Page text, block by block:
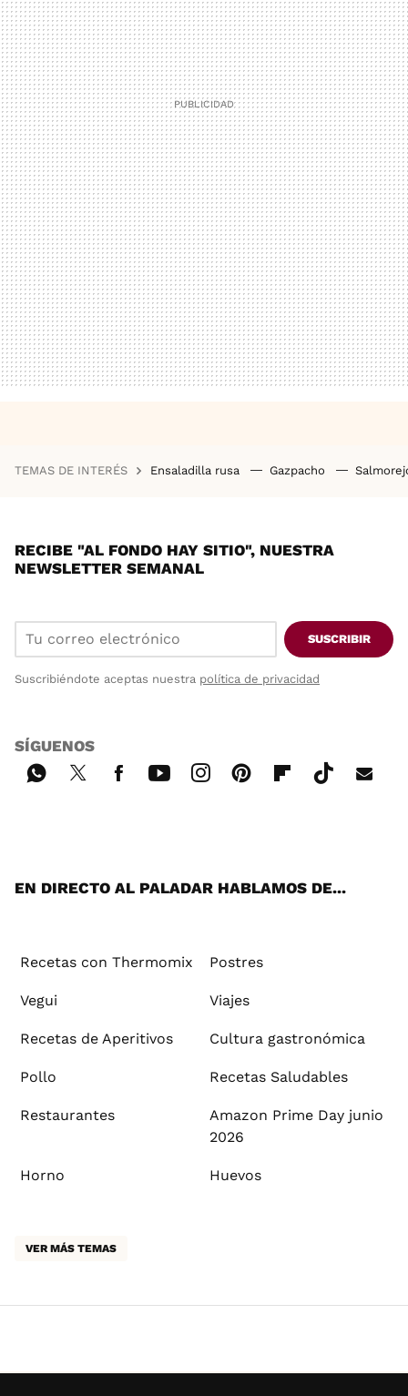
TEMAS DE INTERÉS Ensaladilla rusa Gazpacho
RECIBE "AL FONDO HAY SITIO", NUESTRA
NEWSLETTER SEMANAL
SUSCRIBIR
Suscribiéndote aceptas nuestra política de privacidad
SÍGUENOS
EN DIRECTO AL PALADAR HABLAMOS DE...
Recetas con Thermomix Postres
Vegui Viajes
Recetas de Aperitivos Cultura gastronómica
Pollo Recetas Saludables
Restaurantes
Amazon Prime Day junio
2026
Horno Huevos
VER MÁS TEMAS